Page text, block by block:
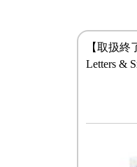
【取扱終
Letters &